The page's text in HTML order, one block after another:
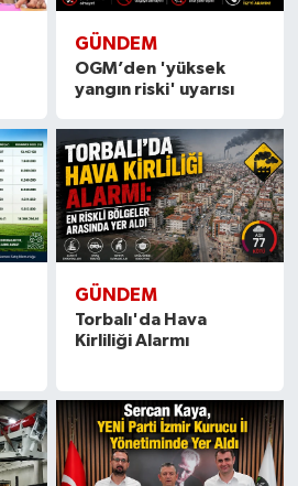
GÜNDEM
OGM’den 'yüksek
yangın riski' uyarısı
GÜNDEM
Torbalı'da Hava
Kirliliği Alarmı